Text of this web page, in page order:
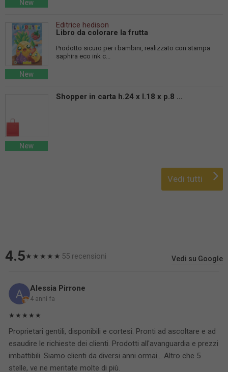
New
New
Editrice hedison
Libro da colorare la frutta
Prodotto sicuro per i bambini, realizzato con stampa
saphira eco ink c...
New
Shopper in carta h.24 x l.18 x p.8 ...
Vedi tutti
4.5★★★★★ 55 recensioni Vedi su Google
Alessia Pirrone
4 anni fa
★★★★★
Proprietari gentili, disponibili e cortesi. Pronti ad ascoltare e ad
esaudire le richieste dei clienti. Prodotti all'avanguardia e prezzi
imbattibili. Siamo clienti da diversi anni ormai... Altro che 5
stelle, ve ne meritate molte di più.